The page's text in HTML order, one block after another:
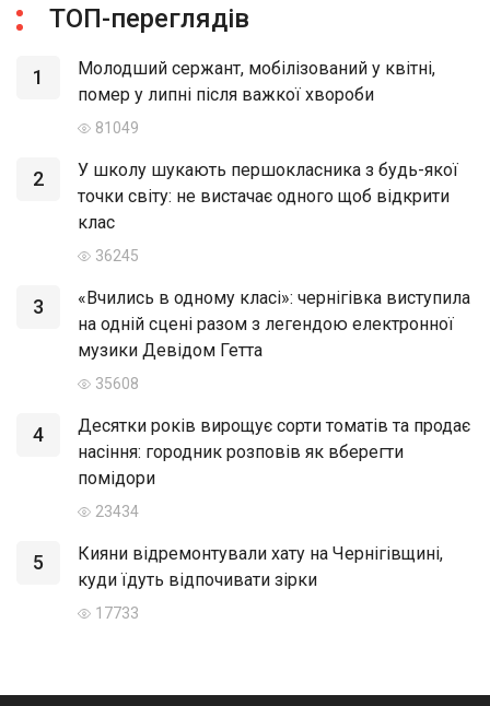
ТОП-переглядів
1
Молодший сержант, мобілізований у квітні,
помер у липні після важкої хвороби
81049
2
У школу шукають першокласника з будь-якої
точки світу: не вистачає одного щоб відкрити
клас
36245
3
«Вчились в одному класі»: чернігівка виступила
на одній сцені разом з легендою електронної
музики Девідом Гетта
35608
4
Десятки років вирощує сорти томатів та продає
насіння: городник розповів як вберегти
помідори
23434
5
Кияни відремонтували хату на Чернігівщині,
куди їдуть відпочивати зірки
17733